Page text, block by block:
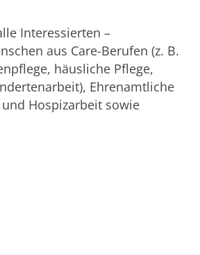
Interessierten –
aus Care-Berufen (z. B.
häusliche Pflege,
Ehrenamtliche
Hospizarbeit sowie